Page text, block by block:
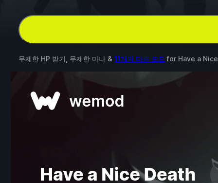
무제한 HP 받기, 무제한 마나 & 11개의 다른 모드 for Have a